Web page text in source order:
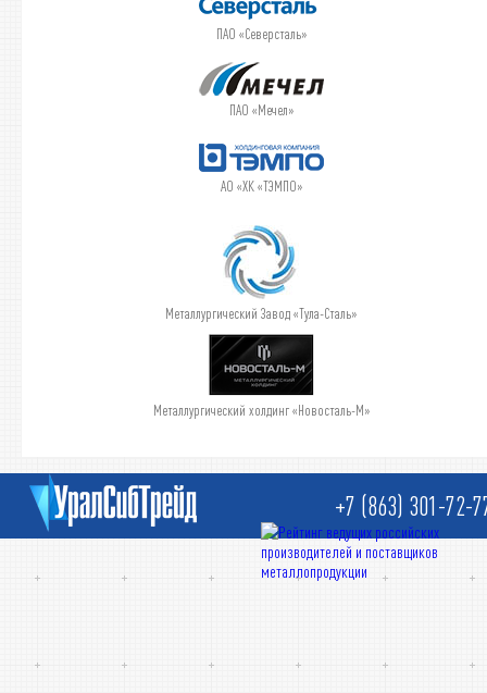
ПАО «Северсталь»
ПАО «Мечел»
АО «ХК «ТЭМПО»
Металлургический Завод «Тула-Сталь»
Металлургический холдинг «Новосталь-М»
+7 (863) 301-72-